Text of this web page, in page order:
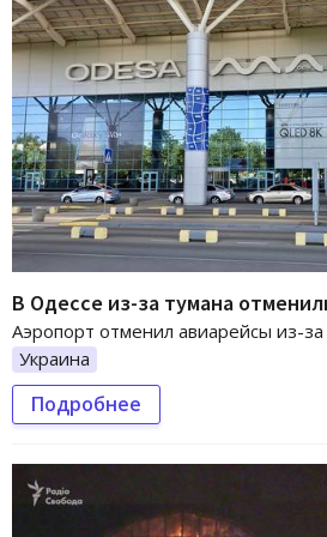
В Одессе из-за тумана
Аэропорт отменил авиарейсы из-за
Украина
Подробнее